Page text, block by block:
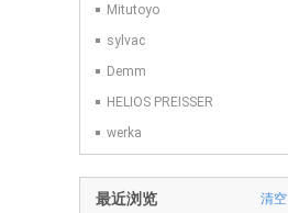
Mitutoyo
sylvac
Demm
HELIOS PREISSER
werka
最近浏览 清空